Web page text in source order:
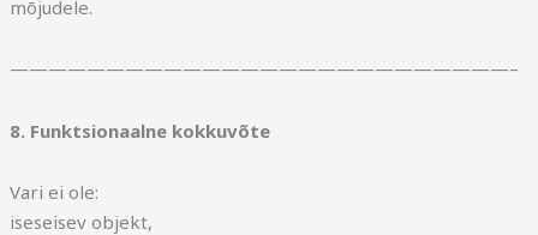
mõjudele.
——————————————————————————–
8. Funktsionaalne kokkuvõte
Vari ei ole:
iseseisev objekt,